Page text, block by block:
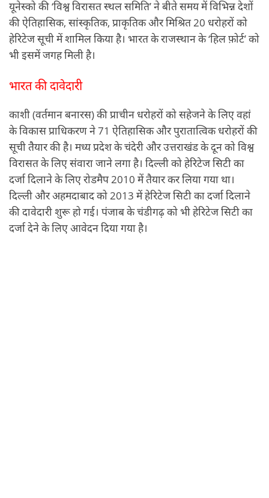
यूनेस्को की ‘विश्व विरासत स्थल समिति’ ने बीते समय में विभिन्न देशों
की ऐतिहासिक, सांस्कृतिक, प्राकृतिक और मिश्रित 20 धरोहरों को
हेरिटेज सूची में शामिल किया है। भारत के राजस्थान के ‘हिल फ़ोर्ट’ को
भी इसमें जगह मिली है।
भारत की दावेदारी
काशी (वर्तमान बनारस) की प्राचीन धरोहरों को सहेजने के लिए वहां
के विकास प्राधिकरण ने 71 ऐतिहासिक और पुरातात्विक धरोहरों की
सूची तैयार की है। मध्य प्रदेश के चंदेरी और उत्तराखंड के दून को विश्व
विरासत के लिए संवारा जाने लगा है। दिल्ली को हेरिटेज सिटी का
दर्जा दिलाने के लिए रोडमैप 2010 में तैयार कर लिया गया था।
दिल्ली और अहमदाबाद को 2013 में हेरिटेज सिटी का दर्जा दिलाने
की दावेदारी शुरू हो गई। पंजाब के चंडीगढ़ को भी हेरिटेज सिटी का
दर्जा देने के लिए आवेदन दिया गया है।